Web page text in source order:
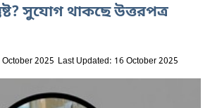
সুযোগ থাকছে উত্তরপত্র
2025 Last Updated: 16 October 2025